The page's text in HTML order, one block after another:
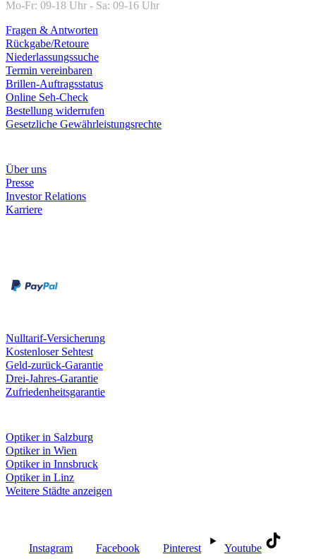
Mo-Fr: 09-18 Uhr - Sa: 09-16 Uhr
Fragen & Antworten
Rückgabe/Retoure
Niederlassungssuche
Termin vereinbaren
Brillen-Auftragsstatus
Online Seh-Check
Bestellung widerrufen
Gesetzliche Gewährleistungsrechte
Über uns
Presse
Investor Relations
Karriere
Nulltarif-Versicherung
Kostenloser Sehtest
Geld-zurück-Garantie
Drei-Jahres-Garantie
Zufriedenheitsgarantie
Optiker in Salzburg
Optiker in Wien
Optiker in Innsbruck
Optiker in Linz
Weitere Städte anzeigen
Instagram Facebook Pinterest Youtube